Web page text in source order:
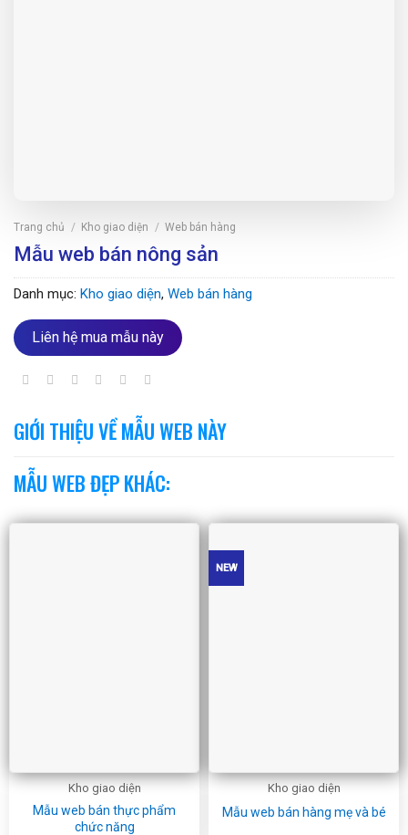
Trang chủ / Kho giao diện / Web bán hàng
Mẫu web bán nông sản
Danh mục: Kho giao diện, Web bán hàng
Liên hệ mua mẫu này
GIỚI THIỆU VỀ MẪU WEB NÀY
MẪU WEB ĐẸP KHÁC:
Kho giao diện
Mẫu web bán thực phẩm
chức năng
NEW
Kho giao diện
Mẫu web bán hàng mẹ và bé